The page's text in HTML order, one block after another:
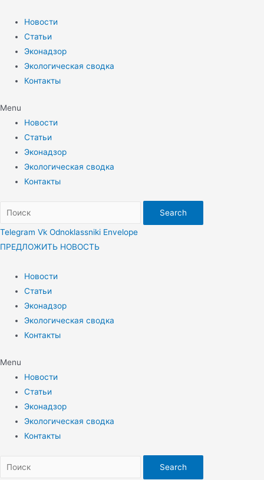
содержимому
Новости
Статьи
Эконадзор
Экологическая сводка
Контакты
Menu
Новости
Статьи
Эконадзор
Экологическая сводка
Контакты
Search
Telegram Vk Odnoklassniki Envelope
ПРЕДЛОЖИТЬ НОВОСТЬ
Новости
Статьи
Эконадзор
Экологическая сводка
Контакты
Menu
Новости
Статьи
Эконадзор
Экологическая сводка
Контакты
Search